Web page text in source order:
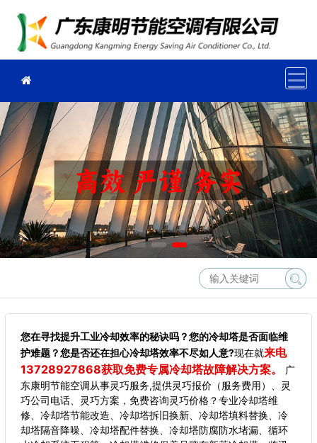
您在寻找提升工业冷却效率的秘诀吗？您的冷却塔是否面临维
护难题？您是否还在担心冷却塔效率不尽如人意?现在就来电
13728927868获取免费专属冷却塔故障解决方案。
广
东康明节能空调从事灵巧服务,提供灵巧报价（服务费用）、灵
巧公司电话、灵巧方案，免费咨询灵巧价格？专业冷却塔维
修、冷却塔节能改造、冷却塔拆旧换新、冷却塔填料替换、冷
却塔隔音降噪、冷却塔配件替换、冷却塔防腐防水堵漏、循环